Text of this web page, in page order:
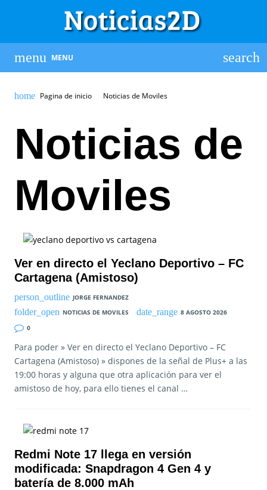
MENU
Pagina de inicio Noticias de Moviles
Noticias de
Moviles
Ver en directo el Yeclano Deportivo – FC
Cartagena (Amistoso)
JORGE FERNANDEZ
NOTICIAS DE MOVILES
8 AGOSTO 2026
0
Para poder » Ver en directo el Yeclano Deportivo – FC
Cartagena (Amistoso) » dispones de la señal de Plus+ a las
19:00 horas y alguna que otra aplicación para ver el
amistoso de hoy, para ello tienes el canal …
Redmi Note 17 llega en versión
modificada: Snapdragon 4 Gen 4 y
batería de 8.000 mAh